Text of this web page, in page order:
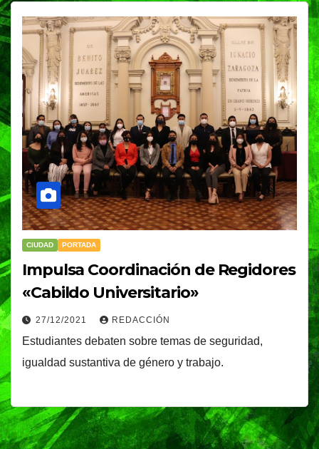
CIUDAD PORTADA
Impulsa Coordinación de Regidores
«Cabildo Universitario»
27/12/2021 REDACCIÓN
Estudiantes debaten sobre temas de seguridad,
igualdad sustantiva de género y trabajo.